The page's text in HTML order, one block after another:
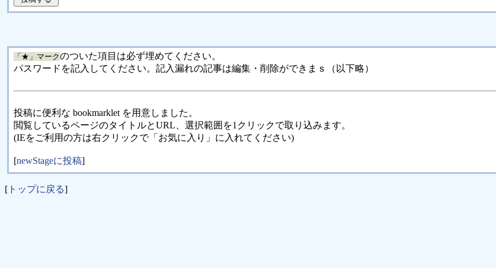
「★」マークのついた項目は必ず埋めてください。
パスワードを記入してください。記入漏れの記事は編集・削除ができまｓ（以下略）
投稿に便利な bookmarklet を用意しました。
閲覧しているページのタイトルとURL、選択範囲を1クリックで取り込みます。
(IEをご利用の方は右クリックで「お気に入り」に入れてください)
[newStageに投稿]
[ トップに戻る]